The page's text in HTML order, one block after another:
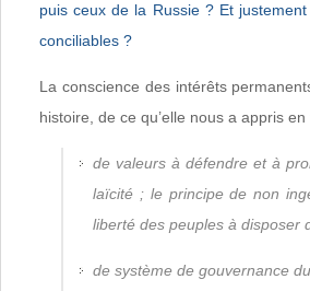
puis ceux de la Russie ? Et
conciliables ?
La conscience des intérêts
histoire, de ce qu’elle nous a appris
de valeurs à défendre et à
laïcité ; le principe de non
liberté des peuples à disposer
de système de gouvernance